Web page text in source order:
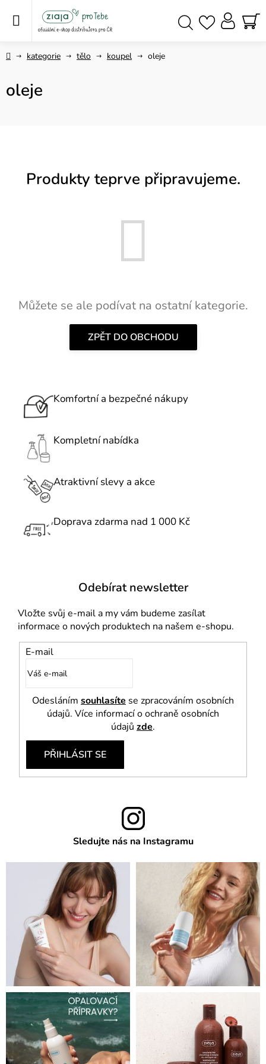
Domůkategorie tělo koupel oleje
oleje
Produkty teprve připravujeme.
Můžete se ale podívat na ostatní kategorie.
ZPĚT DO OBCHODU
Komfortní a bezpečné nákupy
Kompletní nabídka
Atraktivní slevy a akce
Doprava zdarma nad 1 000 Kč
Odebírat newsletter
Vložte svůj e-mail a my vám budeme zasílat
informace o nových produktech na našem e-shopu.
E-mail
Odesláním souhlasíte se zpracováním osobních
údajů. Více informací o ochraně osobních
údajů zde.
PŘIHLÁSIT SE
Sledujte nás na Instagramu